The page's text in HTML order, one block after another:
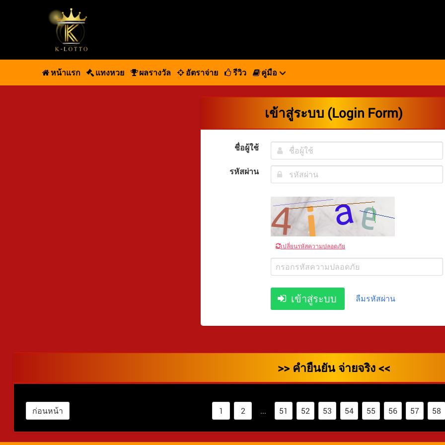
หน้าแรก แทงหวย ผลรางวัล อัตราจ่าย รีวิว คู่มือ
เข้าสู่ระบบ (Login Form)
ชื่อผู้ใช้
รหัสผ่าน
เปลี่ยนรหัสความปลอดภัย
เข้าสู่ระบบ ลืมรหัสผ่าน
>> คำยืนยัน จ่ายจริง <<
ก่อนหน้า 1 2 ... 51 52 53 54 55 56 57 58